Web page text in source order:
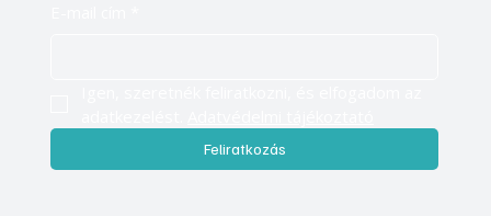
Feliratkozás